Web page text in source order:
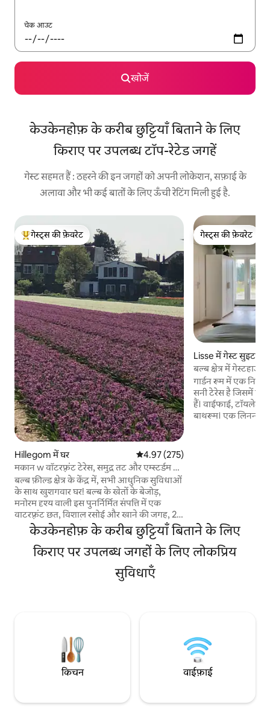
चेक आउट
खोजें
केउकेनहोफ़ के करीब छुट्टियाँ बिताने के लिए
किराए पर उपलब्ध टॉप-रेटेड जगहें
गेस्ट सहमत हैं : ठहरने की इन जगहों को अपनी लोकेशन, सफ़ाई के
अलावा और भी कई बातों के लिए ऊँची रेटिंग मिली हुई है.
गेस्ट्स का टॉप फ़ेवरेट
गेस्ट्स की फ़ेवरेट
Hillegom में घर औसत रेटिंग 5 में से 4.97, 275 समीक्षाएँ
4.97 (275)
मकान w वॉटरफ़्रंट टेरेस, समुद्र तट और एम्स्टर्डम के
पास
बल्ब फ़ील्ड क्षेत्र के केंद्र में, सभी आधुनिक सुविधाओं
के साथ खुशगवार घर! बल्ब के खेतों के बेजोड़,
मनोरम दृश्य वाली इस पुनर्निर्मित संपत्ति में एक
वाटरफ़्रंट छत, विशाल रसोई और खाने की जगह, 2
बेडरूम और बाथरूम हैं। यह रेलवे स्टेशन और केंद्र से <
10 मिनट की पैदल दूरी पर है। कार या सार्वजनिक
परिवहन से, यह समुद्र तट, केउकेनहॉफ़ और शहरों से
आसानी से जुड़ा हुआ है: एम्स्टर्डम, द हेग और हार्लेम।
जो लोग इस जगह को एक्सप्लोर करना पसंद करते हैं,
उनके लिए हमारे पास 3 बाइक और 2 डबल कैनो हैं,
गेस्ट्स की फ़ेवरेट
गेस्ट्स की फ़ेवरेट
Lisse में गेस्ट सुइट
बल्ब क्षेत्र में
गार्डन रूम में एक निजी
सनी टेरेस है जिसमें
हैं। वाईफाई, टॉयलेट
बाथरूम। एक लिनन
केउकेनहोफ़ के करीब छुट्टियाँ बिताने के लिए
किराए पर उपलब्ध जगहों के लिए लोकप्रिय
सुविधाएँ
किचन वाईफ़ाई